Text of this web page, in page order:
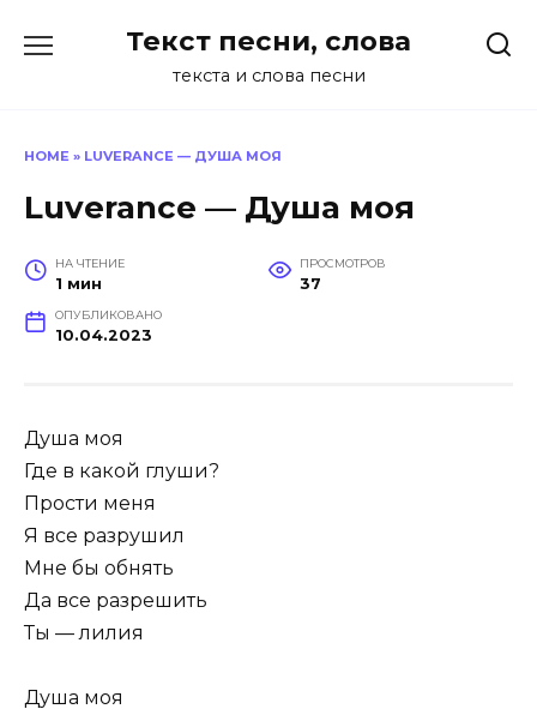
Текст песни, слова
текста и слова песни
HOME » LUVERANCE — ДУША МОЯ
Luverance — Душа моя
НА ЧТЕНИЕ
1 мин
ПРОСМОТРОВ
37
ОПУБЛИКОВАНО
10.04.2023
Душа моя
Где в какой глуши?
Прости меня
Я все разрушил
Мне бы обнять
Да все разрешить
Ты — лилия
Душа моя